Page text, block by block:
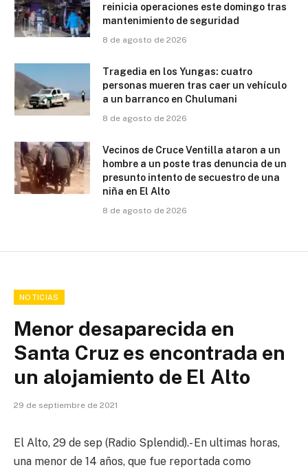
reinicia operaciones este domingo tras
mantenimiento de seguridad
8 de agosto de 2026
Tragedia en los Yungas: cuatro
personas mueren tras caer un vehículo
a un barranco en Chulumani
8 de agosto de 2026
Vecinos de Cruce Ventilla ataron a un
hombre a un poste tras denuncia de un
presunto intento de secuestro de una
niña en El Alto
8 de agosto de 2026
NOTICIAS
Menor desaparecida en
Santa Cruz es encontrada en
un alojamiento de El Alto
29 de septiembre de 2021
El Alto, 29 de sep (Radio Splendid).- En ultimas horas,
una menor de 14 años, que fue reportada como